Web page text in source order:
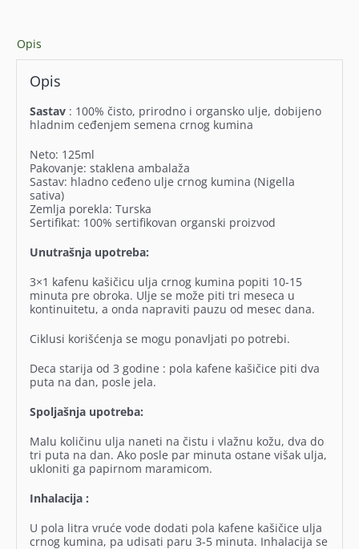
Opis
Opis
Sastav : 100% čisto, prirodno i organsko ulje, dobijeno
hladnim ceđenjem semena crnog kumina
Neto: 125ml
Pakovanje: staklena ambalaža
Sastav: hladno ceđeno ulje crnog kumina (Nigella
sativa)
Zemlja porekla: Turska
Sertifikat: 100% sertifikovan organski proizvod
Unutrašnja upotreba:
3×1 kafenu kašičicu ulja crnog kumina popiti 10-15
minuta pre obroka. Ulje se može piti tri meseca u
kontinuitetu, a onda napraviti pauzu od mesec dana.
Ciklusi korišćenja se mogu ponavljati po potrebi.
Deca starija od 3 godine : pola kafene kašičice piti dva
puta na dan, posle jela.
Spoljašnja upotreba:
Malu količinu ulja naneti na čistu i vlažnu kožu, dva do
tri puta na dan. Ako posle par minuta ostane višak ulja,
ukloniti ga papirnom maramicom.
Inhalacija :
U pola litra vruće vode dodati pola kafene kašičice ulja
crnog kumina, pa udisati paru 3-5 minuta. Inhalacija se